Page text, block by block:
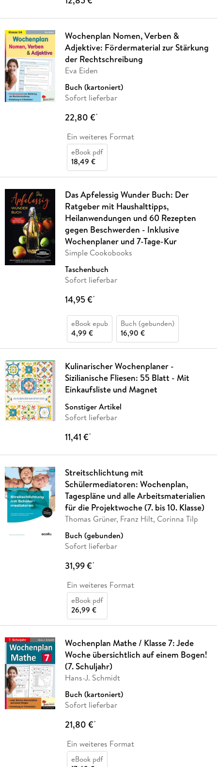
Wochenplan Nomen, Verben &
Adjektive: Fördermaterial zur Stärkung
der Rechtschreibung
Eva Eiden
Buch (kartoniert)
Sofort lieferbar
22,80 €*
Ein weiteres Format
eBook pdf
18,49 €
Das Apfelessig Wunder Buch: Der
Ratgeber mit Haushalttipps,
Heilanwendungen und 60 Rezepten
gegen Beschwerden - Inklusive
Wochenplaner und 7-Tage-Kur
Simple Cookobooks
Taschenbuch
Sofort lieferbar
14,95 €*
eBook epub
4,99 €
Buch (gebunden)
16,90 €
Kulinarischer Wochenplaner -
Sizilianische Fliesen: 55 Blatt - Mit
Einkaufsliste und Magnet
Sonstiger Artikel
Sofort lieferbar
11,41 €*
Streitschlichtung mit
Schülermediatoren: Wochenplan,
Tagespläne und alle Arbeitsmaterialien
für die Projektwoche (7. bis 10. Klasse)
Thomas Grüner, Franz Hilt, Corinna Tilp
Buch (gebunden)
Sofort lieferbar
31,99 €*
Ein weiteres Format
eBook pdf
26,99 €
Wochenplan Mathe / Klasse 7: Jede
Woche übersichtlich auf einem Bogen!
(7. Schuljahr)
Hans-J. Schmidt
Buch (kartoniert)
Sofort lieferbar
21,80 €*
Ein weiteres Format
eBook pdf